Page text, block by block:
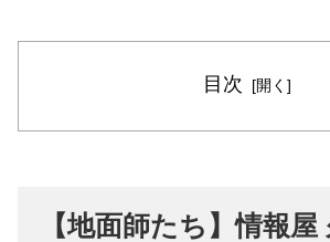
目次
【地面師たち】情報屋